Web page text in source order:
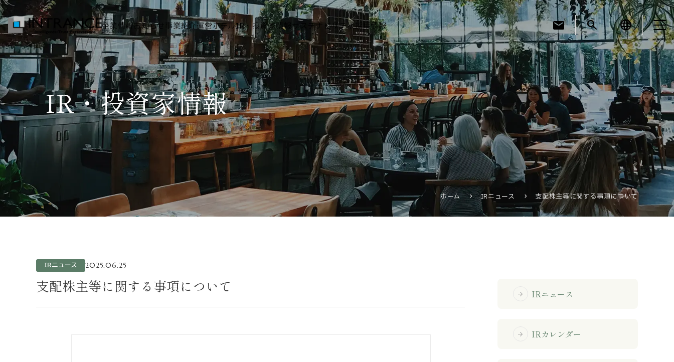
企業情報お知らせ 事業紹介運営ホテルIR・投資家情報 サステナビリティ採用情報 mail search language
トップ
企業情報
会社概要
代表者挨拶
グループ一覧
経営理念
事業紹介
インバウンド送客事業
運営ホテル
IR・投資家情報
IRニュース
IRカレンダー
IRライブラリ
株式情報
財務・業績情報
IRイベント
お知らせ
お役立ちコラム
採用情報
お問い合わせ
IR・投資家情報
ホーム IRニュース 支配株主等に関する事項について
IRニュース 2025.06.25
支配株主等に関する事項について arrow_forward IRニュース
arrow_forward IRカレンダー